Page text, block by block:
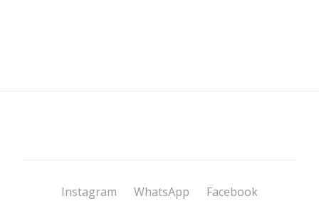
Instagram WhatsApp Facebook